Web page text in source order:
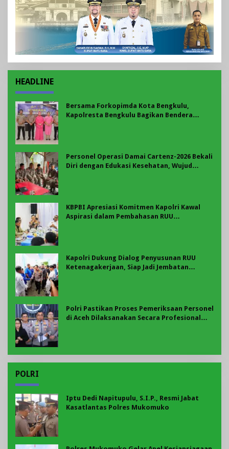
HEADLINE
Bersama Forkopimda Kota Bengkulu,
Kapolresta Bengkulu Bagikan Bendera
Personel Operasi Damai Cartenz-2026 Bekali
Diri dengan Edukasi Kesehatan, Wujud
KBPBI Apresiasi Komitmen Kapolri Kawal
Aspirasi dalam Pembahasan RUU
Kapolri Dukung Dialog Penyusunan RUU
Ketenagakerjaan, Siap Jadi Jembatan
Polri Pastikan Proses Pemeriksaan Personel
di Aceh Dilaksanakan Secara Profesional
POLRI
Iptu Dedi Napitupulu, S.I.P., Resmi Jabat
Kasatlantas Polres Mukomuko